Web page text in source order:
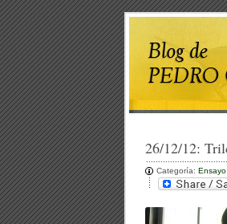
26/12/12:
Categoría: Ensayo